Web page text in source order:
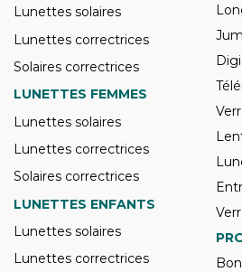
Lunettes solaires
Lunettes correctrices
Solaires correctrices
LUNETTES FEMMES
Lunettes solaires
Lunettes correctrices
Solaires correctrices
LUNETTES ENFANTS
Lunettes solaires
Lunettes correctrices